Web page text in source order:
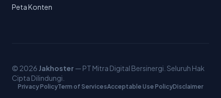
Peta Konten
© 2026 Jakhoster — PT Mitra Digital Bersinergi. Seluruh Hak
Cipta Dilindungi.
Privacy PolicyTerm of ServicesAcceptable Use PolicyDisclaimer